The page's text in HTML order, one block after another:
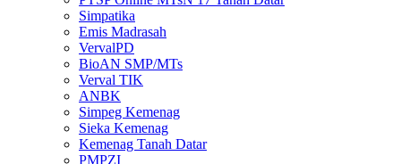
Simpatika
Emis Madrasah
VervalPD
BioAN SMP/MTs
Verval TIK
ANBK
Simpeg Kemenag
Sieka Kemenag
Kemenag Tanah Datar
PMPZI